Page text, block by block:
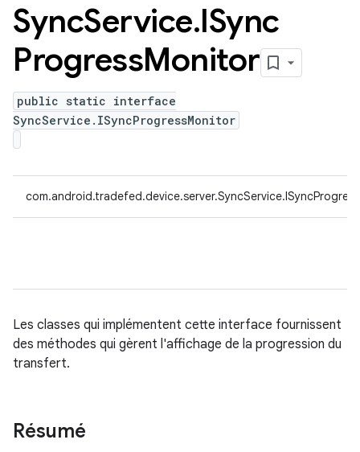
SyncService.ISync
ProgressMonitor
public static interface
SyncService.ISyncProgressMonitor
Les classes qui implémentent cette interface fournissent
des méthodes qui gèrent l'affichage de la progression du
transfert.
Résumé